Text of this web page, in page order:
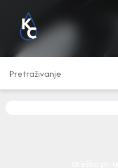
Pogledaj sve